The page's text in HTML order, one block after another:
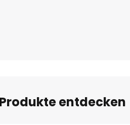
entdecken